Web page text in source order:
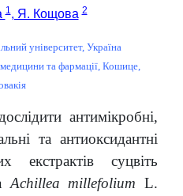
1, Я. Кощова 2
університет, Україна
та фармації, Кошице,
антимікробні,
та антиоксидантні
екстрактів суцвіть
Achillea millefolium L.